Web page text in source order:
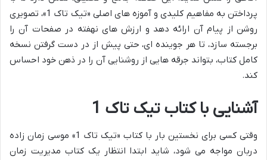
پرداختن به مفاهیم کلیدی و آموزه های اصلی «تیک تاک 1»، تصویری
روشن از پیام آن ارائه دهد و ارزش های نهفته در صفحات آن را
برجسته سازد، تا هر جوینده ای، حتی پیش از در دست گرفتن نسخه
کامل کتاب، بتواند جرقه هایی از روشنایی آن را در ذهن خود احساس
کند.
آشنایی با کتاب تیک تاک 1
وقتی کسی برای نخستین بار با کتاب «تیک تاک 1» موسی زمان زاده
دربان مواجه می شود، شاید ابتدا انتظار یک کتاب مدیریت زمان